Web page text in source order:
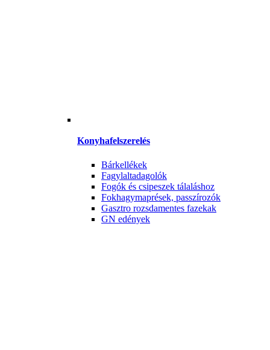
Konyhafelszerelés
Bárkellékek
Fagylaltadagolók
Fogók és csipeszek tálaláshoz
Fokhagymaprések, passzírozók
Gasztro rozsdamentes fazekak
GN edények